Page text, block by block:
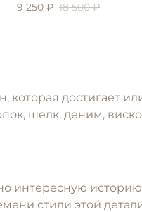
9 250 ₽ 18 500 ₽
которая достигает
шелк, деним,
историю.
стили этой